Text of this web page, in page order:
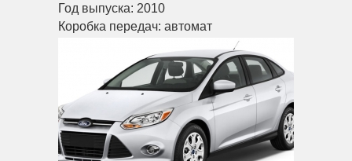
Год выпуска: 2010
Коробка передач: автомат